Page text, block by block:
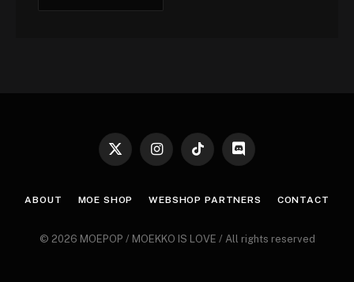
X
InstagramTikTok Discord
ABOUT MOE SHOP WEBSHOP PARTNERS CONTACT
© 2026 MOEPOP / MOEKKO IS LOVE / All rights reserved